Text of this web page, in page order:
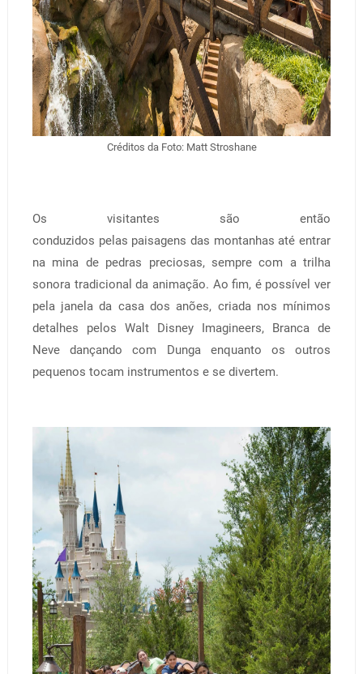
Créditos da Foto: Matt Stroshane
Os visitantes são então
conduzidos pelas paisagens das montanhas até entrar
na mina de pedras preciosas, sempre com a trilha
sonora tradicional da animação. Ao fim, é possível ver
pela janela da casa dos anões, criada nos mínimos
detalhes pelos Walt Disney Imagineers, Branca de
Neve dançando com Dunga enquanto os outros
pequenos tocam instrumentos e se divertem.